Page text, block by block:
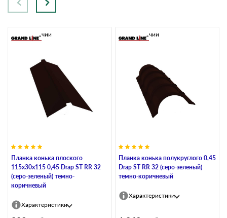
Планка конька плоского
115х30х115 0,45 Drap ST RR 32
(серо-зеленый) темно-
коричневый
В наличии
Характеристики
Планка конька полукруглого 0,45
Drap ST RR 32 (серо-зеленый)
темно-коричневый
В наличии
Характеристики